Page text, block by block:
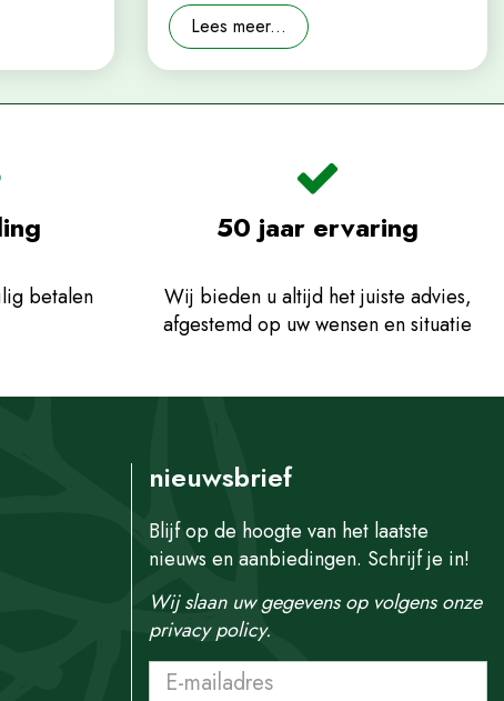
Lees meer...
betalen
50 jaar ervaring
Wij bieden u altijd het juiste advies,
afgestemd op uw wensen en situatie
nieuwsbrief
Blijf op de hoogte van het laatste
nieuws en aanbiedingen. Schrijf je in!
Wij slaan uw gegevens op volgens onze
privacy policy.